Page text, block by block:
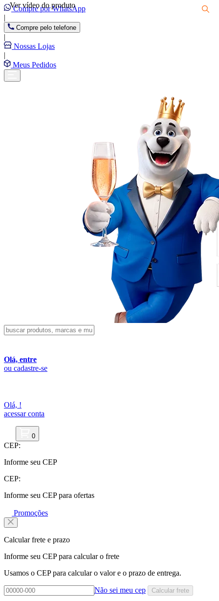
Compre por WhatsApp
|
Compre pelo telefone
|
Nossas Lojas
|
Meus Pedidos
Olá, entre
ou cadastre-se
Olá, !
acessar conta
0
CEP:
Informe seu CEP
CEP:
Informe seu CEP para ofertas
Promoções
Calcular frete e prazo
Informe seu CEP para calcular o frete
Usamos o CEP para calcular o valor e o prazo de entrega.
Não sei meu cep Calcular frete
Ver vídeo do produto